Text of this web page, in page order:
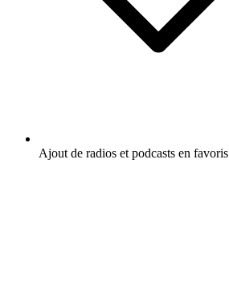
Ajout de radios et podcasts en favoris